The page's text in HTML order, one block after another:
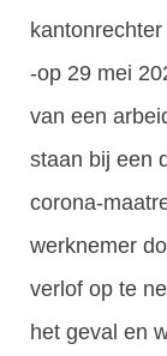
-op 29 mei
van een
staan bij een
corona-
werknemer
verlof op te
het geval en